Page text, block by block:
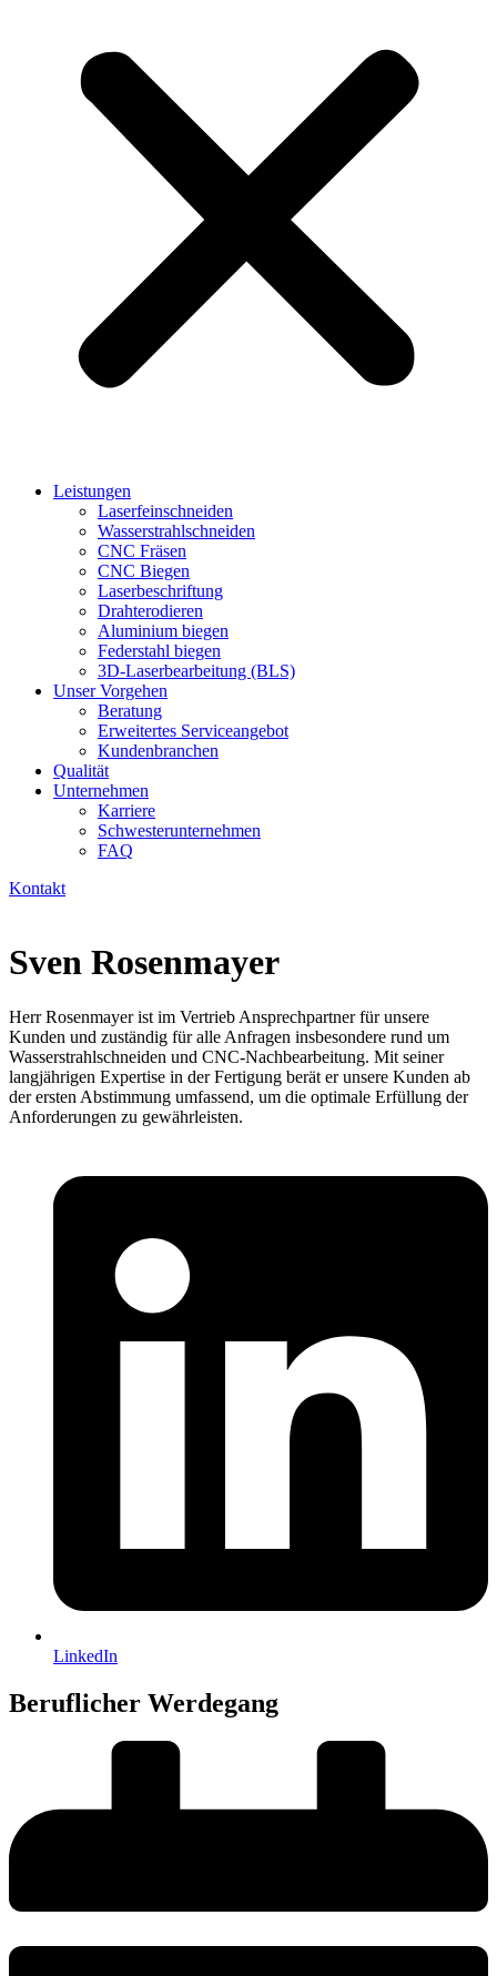
Leistungen
Laserfeinschneiden
Wasserstrahlschneiden
CNC Fräsen
CNC Biegen
Laserbeschriftung
Drahterodieren
Aluminium biegen
Federstahl biegen
3D-Laserbearbeitung (BLS)
Unser Vorgehen
Beratung
Erweitertes Serviceangebot
Kundenbranchen
Qualität
Unternehmen
Karriere
Schwesterunternehmen
FAQ
Kontakt
Sven Rosenmayer
Herr Rosenmayer ist im Vertrieb Ansprechpartner für unsere
Kunden und zuständig für alle Anfragen insbesondere rund um
Wasserstrahlschneiden und CNC-Nachbearbeitung. Mit seiner
langjährigen Expertise in der Fertigung berät er unsere Kunden ab
der ersten Abstimmung umfassend, um die optimale Erfüllung der
Anforderungen zu gewährleisten.
LinkedIn
Beruflicher Werdegang